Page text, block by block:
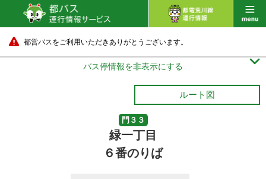
都営バスをご利用いただきありがとうございます。
バス停情報を非表示にする 
ルート図
門３３
緑一丁目
６番のりば